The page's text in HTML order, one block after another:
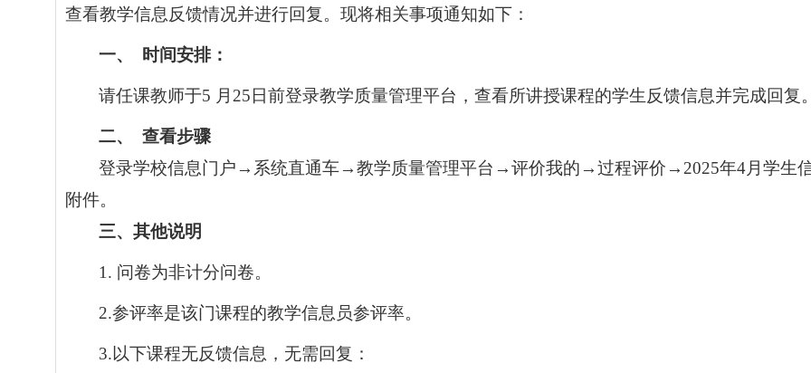
查看教学信息反馈情况并进行回复。现将相关事项通知如下：
一、 时间安排：
请任课教师于5 月 25 日前登录教学质量管理平台，查看所讲授课程的学生反馈信息并完成回复
二、
查看步骤
登录学校信息门户→ 系统直通车→教学质量管理平台 →评价我的→过程评价→ 2025年4月学生
附件。
三、其他说明
1. 问卷为非计分问卷。
2.参评率是该门课程的教学信息员参评率。
3.以下课程无反馈信息，无需回复：